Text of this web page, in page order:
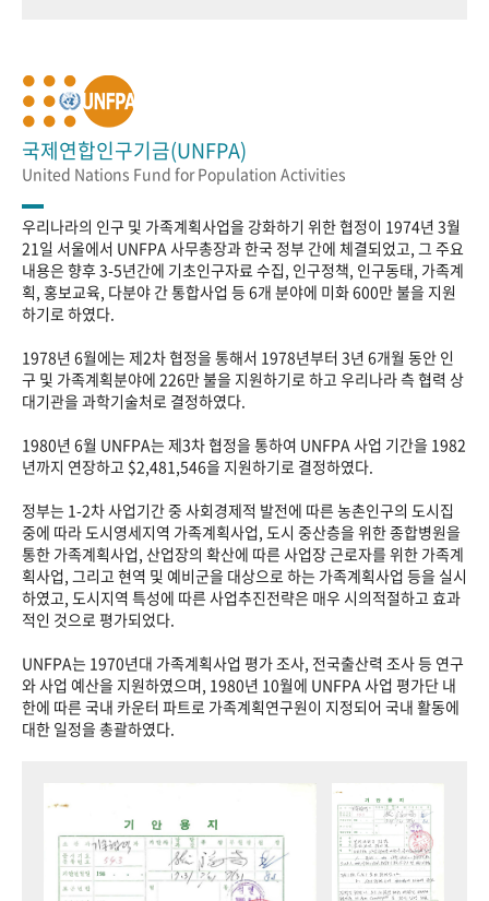
국제연합인구기금(UNFPA)
United Nations Fund for Population Activities
우리나라의 인구 및 가족계획사업을 강화하기 위한 협정이 1974년 3월
21일 서울에서 UNFPA 사무총장과 한국 정부 간에 체결되었고, 그 주요
내용은 향후 3-5년간에 기초인구자료 수집, 인구정책, 인구동태, 가족계
획, 홍보교육, 다분야 간 통합사업 등 6개 분야에 미화 600만 불을 지원
하기로 하였다.
1978년 6월에는 제2차 협정을 통해서 1978년부터 3년 6개월 동안 인
구 및 가족계획분야에 226만 불을 지원하기로 하고 우리나라 측 협력 상
대기관을 과학기술처로 결정하였다.
1980년 6월 UNFPA는 제3차 협정을 통하여 UNFPA 사업 기간을 1982
년까지 연장하고 $2,481,546을 지원하기로 결정하였다.
정부는 1-2차 사업기간 중 사회경제적 발전에 따른 농촌인구의 도시집
중에 따라 도시영세지역 가족계획사업, 도시 중산층을 위한 종합병원을
통한 가족계획사업, 산업장의 확산에 따른 사업장 근로자를 위한 가족계
획사업, 그리고 현역 및 예비군을 대상으로 하는 가족계획사업 등을 실시
하였고, 도시지역 특성에 따른 사업추진전략은 매우 시의적절하고 효과
적인 것으로 평가되었다.
UNFPA는 1970년대 가족계획사업 평가 조사, 전국출산력 조사 등 연구
와 사업 예산을 지원하였으며, 1980년 10월에 UNFPA 사업 평가단 내
한에 따른 국내 카운터 파트로 가족계획연구원이 지정되어 국내 활동에
대한 일정을 총괄하였다.